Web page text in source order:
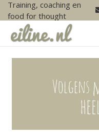
Training, coaching en
food for thought